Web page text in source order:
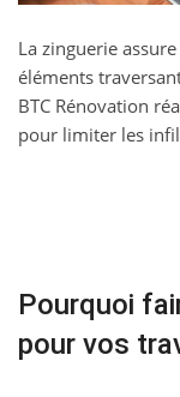
La zinguerie
éléments
BTC Rénovation
pour limiter les
Pourquoi
pour vos